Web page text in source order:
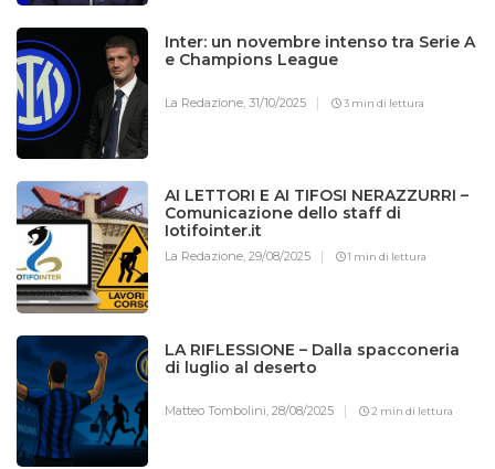
Inter: un novembre intenso tra Serie A
e Champions League
La Redazione,31/10/2025 3 min di lettura
AI LETTORI E AI TIFOSI NERAZZURRI –
Comunicazione dello staff di
Iotifointer.it
La Redazione,29/08/2025 1 min di lettura
LA RIFLESSIONE – Dalla spacconeria
di luglio al deserto
Matteo Tombolini,28/08/2025 2 min di lettura